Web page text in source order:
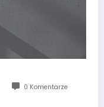
0 Komentarze